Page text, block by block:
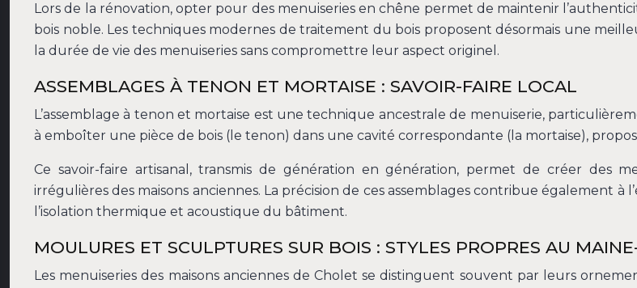
Lors de la rénovation, opter pour des menuiseries en chêne permet de maintenir
bois noble. Les techniques modernes de traitement du bois proposent désormais une
la durée de vie des menuiseries sans compromettre leur aspect originel.
ASSEMBLAGES À TENON ET MORTAISE : SAVOIR-FAIRE LOCAL
L’assemblage à tenon et mortaise est une technique ancestrale de menuiserie,
à emboîter une pièce de bois (le tenon) dans une cavité correspondante (la mortaise),
Ce savoir-faire artisanal, transmis de génération en génération, permet de créer des
irrégulières des maisons anciennes. La précision de ces assemblages contribue également
l’isolation thermique et acoustique du bâtiment.
MOULURES ET SCULPTURES SUR BOIS : STYLES PROPRES AU
Les menuiseries des maisons anciennes de Cholet se distinguent souvent par leurs